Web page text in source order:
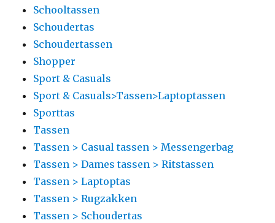
Schooltassen
Schoudertas
Schoudertassen
Shopper
Sport & Casuals
Sport & Casuals>Tassen>Laptoptassen
Sporttas
Tassen
Tassen > Casual tassen > Messengerbag
Tassen > Dames tassen > Ritstassen
Tassen > Laptoptas
Tassen > Rugzakken
Tassen > Schoudertas